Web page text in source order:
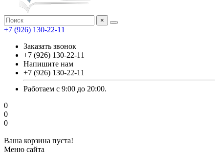
×
‎+7 (926) 130-22-11
Заказать звонок
‎+7 (926) 130-22-11
Напишите нам
‎+7 (926) 130-22-11
Работаем с 9:00 до 20:00.
0
0
0
Ваша корзина пуста!
Меню сайта